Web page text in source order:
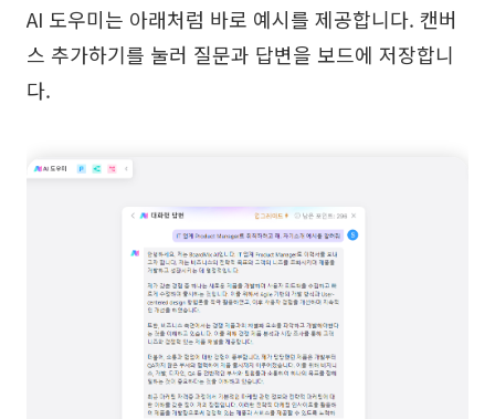
AI 도우미는 아래처럼 바로 예시를 제공합니다. 캔버
스 추가하기를 눌러 질문과 답변을 보드에 저장합니
다.